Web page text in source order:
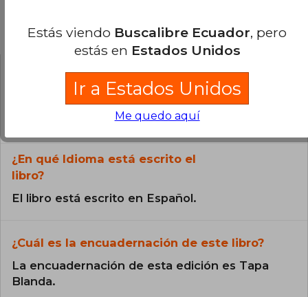
Preguntas frecuentes sobre el libro
¿El libro es original?
Todos los libros de nuestro
catálogo son Originales.
¿En qué Idioma está escrito el
libro?
El libro está escrito en Español.
¿Cuál es la encuadernación de este libro?
La encuadernación de esta edición es Tapa
Blanda.
Estás viendo Buscalibre Ecuador, pero
estás en Estados Unidos
Ir a Estados Unidos
Me quedo aquí